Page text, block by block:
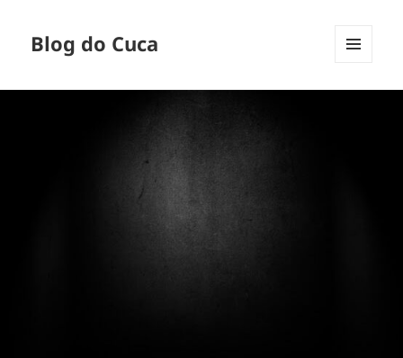
Blog do Cuca